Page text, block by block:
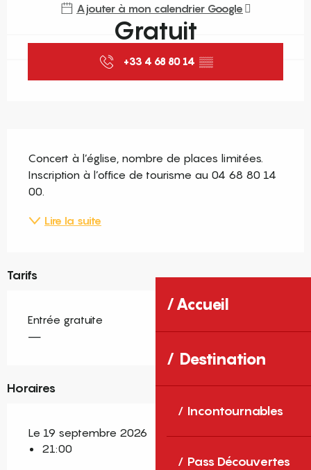
Accueil
Destination
Incontournables
Pass Découvertes
Ajouter à mon calendrier Google
Gratuit
+33 4 68 80 14 ▒▒
Concert à l’église, nombre de places limitées.
Inscription à l’office de tourisme au 04 68 80 14
00.
Lire la suite
Tarifs
Entrée gratuite
—
Horaires
Le 19 septembre 2026
21:00